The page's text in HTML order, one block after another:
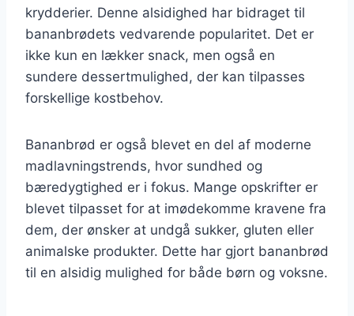
krydderier. Denne alsidighed har bidraget til
bananbrødets vedvarende popularitet. Det er
ikke kun en lækker snack, men også en
sundere dessertmulighed, der kan tilpasses
forskellige kostbehov.
Bananbrød er også blevet en del af moderne
madlavningstrends, hvor sundhed og
bæredygtighed er i fokus. Mange opskrifter er
blevet tilpasset for at imødekomme kravene fra
dem, der ønsker at undgå sukker, gluten eller
animalske produkter. Dette har gjort bananbrød
til en alsidig mulighed for både børn og voksne.